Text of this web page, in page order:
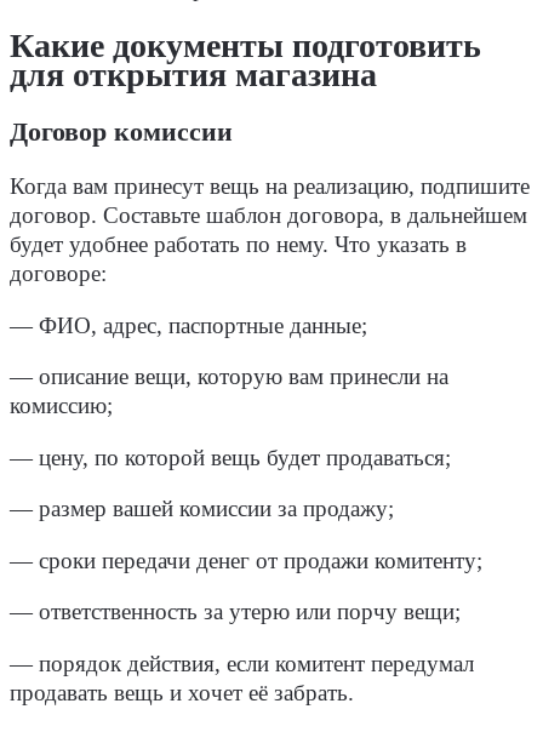
Какие документы подготовить
для открытия магазина
Договор комиссии
Когда вам принесут вещь на реализацию, подпишите
договор. Составьте шаблон договора, в дальнейшем
будет удобнее работать по нему. Что указать в
договоре:
— ФИО, адрес, паспортные данные;
— описание вещи, которую вам принесли на
комиссию;
— цену, по которой вещь будет продаваться;
— размер вашей комиссии за продажу;
— сроки передачи денег от продажи комитенту;
— ответственность за утерю или порчу вещи;
— порядок действия, если комитент передумал
продавать вещь и хочет её забрать.